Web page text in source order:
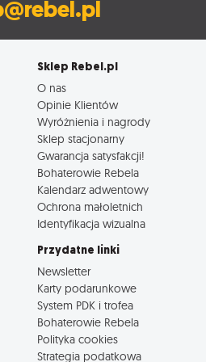
Sklep Rebel.pl
O nas
Opinie Klientów
Wyróżnienia i nagrody
Sklep stacjonarny
Gwarancja satysfakcji!
Bohaterowie Rebela
Kalendarz adwentowy
Ochrona małoletnich
Identyfikacja wizualna
Przydatne linki
Newsletter
Karty podarunkowe
System PDK i trofea
Bohaterowie Rebela
Polityka cookies
Strategia podatkowa